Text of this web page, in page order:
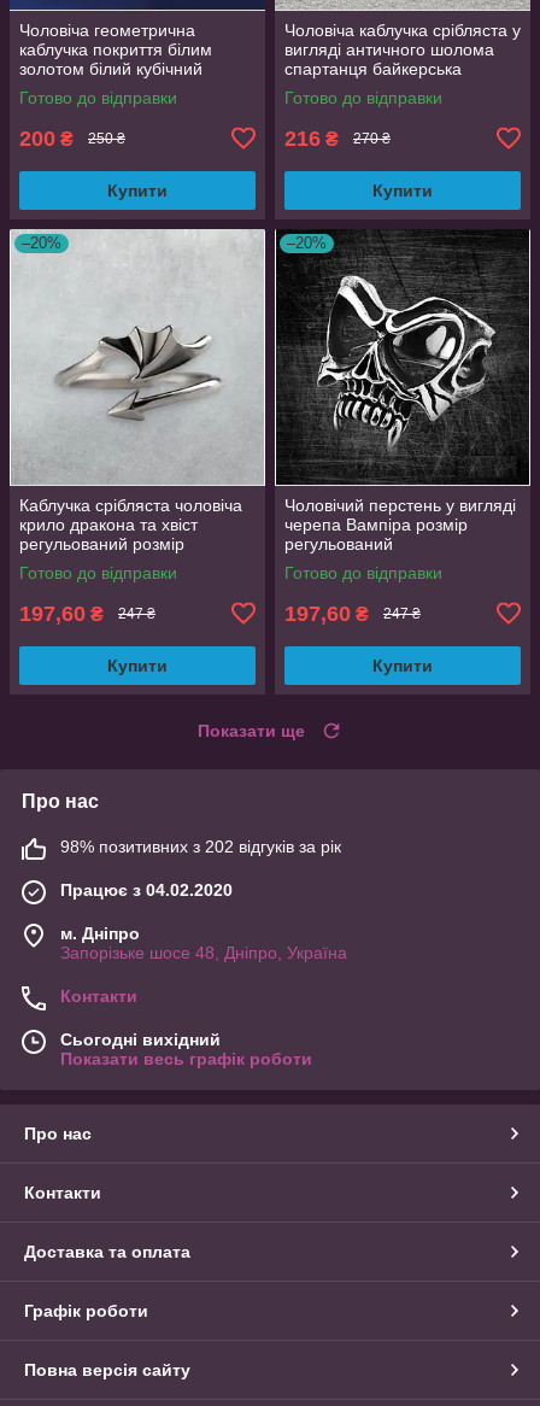
Чоловіча геометрична
каблучка покриття білим
золотом білий кубічний
цирконій розмір 18
Готово до відправки
200 ₴ 250 ₴
Купити
Чоловіча каблучка срібляста у
вигляді античного шолома
спартанця байкерська
регульована AurumLux297
Готово до відправки
216 ₴ 270 ₴
Купити
–20%
Каблучка срібляста чоловіча
крило дракона та хвіст
регульований розмір
AurumLux024
Готово до відправки
197,60 ₴ 247 ₴
Купити
–20%
Чоловічий перстень у вигляді
черепа Вампіра розмір
регульований
Готово до відправки
197,60 ₴ 247 ₴
Купити
Показати ще
Про нас
98% позитивних з 202 відгуків за рік
Працює з 04.02.2020
м. Дніпро
Запорізьке шосе 48, Дніпро, Україна
Контакти
Сьогодні вихідний
Показати весь графік роботи
Про нас
Контакти
Доставка та оплата
Графік роботи
Повна версія сайту